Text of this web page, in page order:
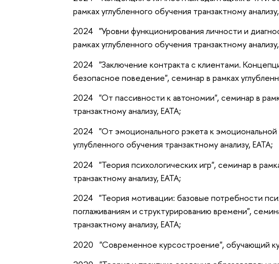
рамках углубленного обучения транзактному
2024 "Уровни функционирования личности и
рамках углубленного обучения транзактному
2024 "Заключение контракта с клиентами.
безопасное поведение", семинар в рамках
2024 "От пассивности к автономии", семинар в
транзактному анализу, ЕАТА;
2024 "От эмоционального рэкета к эмоциональной
углубленного обучения транзактному анализу, ЕАТА;
2024 "Теория психологических игр", семинар в
транзактному анализу, ЕАТА;
2024 "Теория мотивации: базовые потребности
поглаживаниям и структурированию времени",
транзактному анализу, ЕАТА;
2020 "Современное курсостроение", обучающий